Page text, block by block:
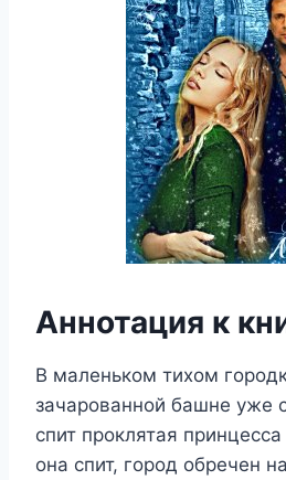
Аннотация к
В маленьком тихом
зачарованной башне уже
спит проклятая
она спит, город обречен